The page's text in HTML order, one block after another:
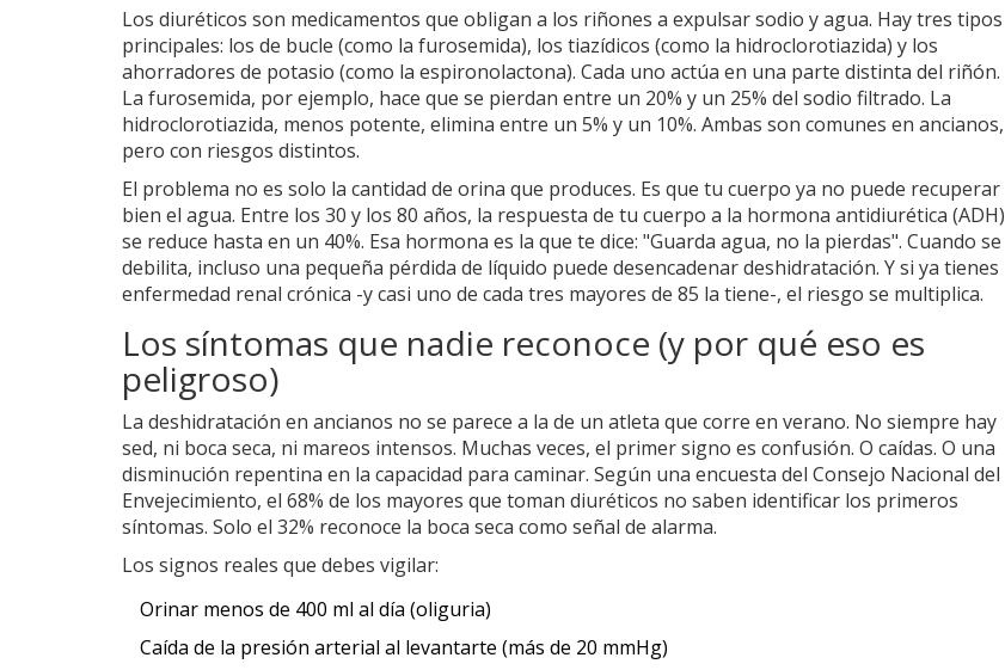
Los diuréticos son medicamentos que obligan a los riñones a expulsar sodio y agua. Hay tres tipos
principales: los de bucle (como la furosemida), los tiazídicos (como la hidroclorotiazida) y los
ahorradores de potasio (como la espironolactona). Cada uno actúa en una parte distinta del riñón.
La furosemida, por ejemplo, hace que se pierdan entre un 20% y un 25% del sodio filtrado. La
hidroclorotiazida, menos potente, elimina entre un 5% y un 10%. Ambas son comunes en ancianos,
pero con riesgos distintos.
El problema no es solo la cantidad de orina que produces. Es que tu cuerpo ya no puede recuperar
bien el agua. Entre los 30 y los 80 años, la respuesta de tu cuerpo a la hormona antidiurética (ADH)
se reduce hasta en un 40%. Esa hormona es la que te dice: "Guarda agua, no la pierdas". Cuando se
debilita, incluso una pequeña pérdida de líquido puede desencadenar deshidratación. Y si ya tienes
enfermedad renal crónica -y casi uno de cada tres mayores de 85 la tiene-, el riesgo se multiplica.
Los síntomas que nadie reconoce (y por qué eso es
peligroso)
La deshidratación en ancianos no se parece a la de un atleta que corre en verano. No siempre hay
sed, ni boca seca, ni mareos intensos. Muchas veces, el primer signo es confusión. O caídas. O una
disminución repentina en la capacidad para caminar. Según una encuesta del Consejo Nacional del
Envejecimiento, el 68% de los mayores que toman diuréticos no saben identificar los primeros
síntomas. Solo el 32% reconoce la boca seca como señal de alarma.
Los signos reales que debes vigilar:
Orinar menos de 400 ml al día (oliguria)
Caída de la presión arterial al levantarte (más de 20 mmHg)